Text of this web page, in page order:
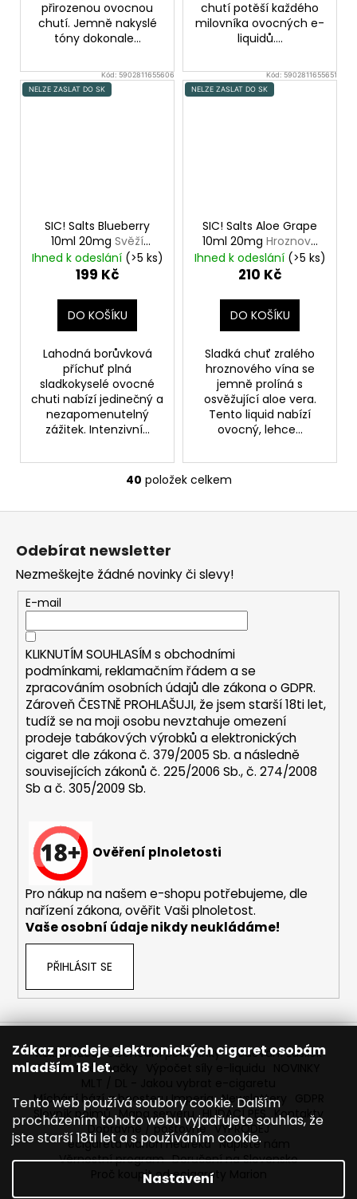
Zákaz prodeje elektronických cigaret osobám
mladším 18 let.
Tento web používá soubory cookie. Dalším
procházením tohoto webu vyjadřujete souhlas, že
jste starší 18ti let a s používáním cookie.
Nastavení
přirozenou ovocnou
chutí. Jemně nakyslé
tóny dokonale...
chutí potěší každého
milovníka ovocných e-
liquidů....
Kód:5902811655606
NELZE ZASLAT DO SK
SIC! Salts Blueberry
10ml 20mg Svěží
borůvka
Ihned k odeslání (>5 ks)
199 Kč
DO KOŠÍKU
Lahodná borůvková
příchuť plná
sladkokyselé ovocné
chuti nabízí jedinečný a
nezapomenutelný
zážitek. Intenzivní...
Kód:5902811655651
NELZE ZASLAT DO SK
SIC! Salts Aloe Grape
10ml 20mg Hroznové
víno s Aloe Vera
Ihned k odeslání (>5 ks)
210 Kč
DO KOŠÍKU
Sladká chuť zralého
hroznového vína se
jemně prolíná s
osvěžující aloe vera.
Tento liquid nabízí
ovocný, lehce...
O
v
a
c
í
p
r
v
k
y
v
ý
p
i
40 položek celkem
Odebírat newsletter
Nezmeškejte žádné novinky či slevy!
E-mail
KLIKNUTÍM SOUHLASÍM s obchodními
podmínkami,reklamačním řádem a se
zpracováním osobních údajů dle zákona oGDPR.
Zároveň ČESTNĚ PROHLAŠUJI, že jsem starší 18ti let,
tudíž se na moji osobu nevztahuje omezení
prodeje tabákových výrobků a elektronických
cigaret dle zákona č. 379/2005 Sb. a následně
souvisejících zákonů č. 225/2006 Sb., č. 274/2008
Sb a č. 305/2009 Sb.
Ověření plnoletosti
Pro nákup na našem e-shopu potřebujeme, dle
nařízení zákona, ověřit Vaši plnoletost.
Vaše osobní údaje nikdy neukládáme!
PŘIHLÁSIT SE
Reklamace Obchodní podmínky Sledování zásilek
Prodávané značky
Míchání bází a boosteru Imperia Newslettery
Slovník pojmů Mapa serveru HLÍDACÍ PES Kontakty
Dopravné / poštovné VÝPRODEJ
ecigareta Marion Heureka Napište nám
Věrnostní program Doručení na Slovensko
Proč koupit od ecigarety Marion